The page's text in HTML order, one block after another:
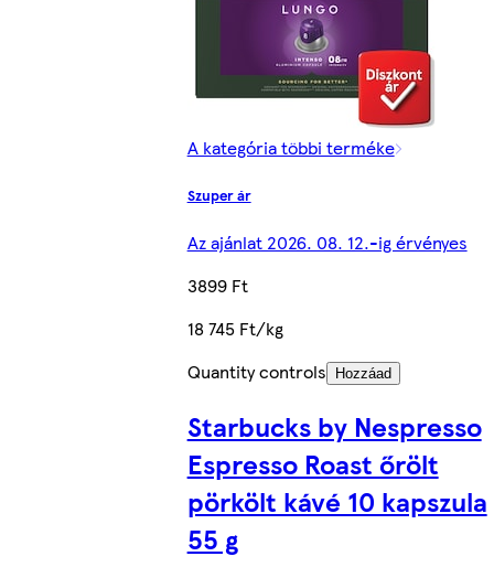
A kategória többi terméke
Szuper ár
Az ajánlat 2026. 08. 12.-ig érvényes
3899 Ft
18 745 Ft/kg
Quantity controls
Hozzáad
Starbucks by Nespresso
Espresso Roast őrölt
pörkölt kávé 10 kapszula
55 g